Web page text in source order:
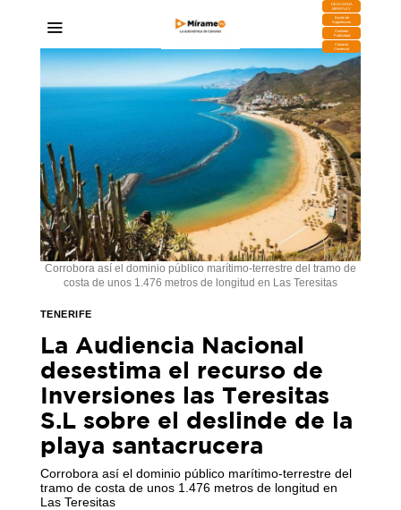
DESCARGA
MIRAPLAY
Buzón de
Sugerencias
Contratar
Publicidad
Contacto
Comercial
Corrobora así el dominio público marítimo-terrestre del tramo de
costa de unos 1.476 metros de longitud en Las Teresitas
TENERIFE
La Audiencia Nacional
desestima el recurso de
Inversiones las Teresitas
S.L sobre el deslinde de la
playa santacrucera
Corrobora así el dominio público marítimo-terrestre del
tramo de costa de unos 1.476 metros de longitud en
Las Teresitas